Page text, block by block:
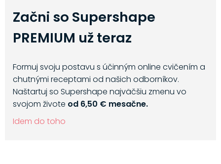
Začni so Supershape
PREMIUM už teraz
Formuj svoju postavu s účinným online cvičením a
chutnými receptami od našich odborníkov.
Naštartuj so Supershape najväčšiu zmenu vo
svojom živote od 6,50 € mesačne.
Idem do toho